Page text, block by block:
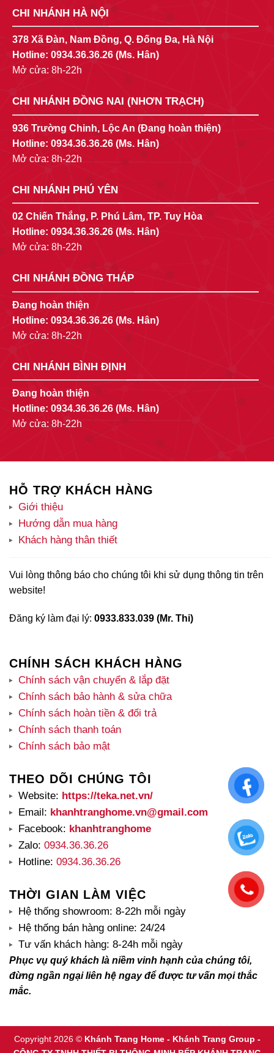
CHI NHÁNH HÀ NỘI
378 Xã Đàn, Nam Đồng, Q. Đống Đa, Hà Nội
Hotline: 0934.36.36.26 (Ms. Hân)
Mở cửa: 8h-22h
CHI NHÁNH ĐỒNG NAI (NHƠN TRẠCH)
936 Trường Chinh, Lộc An (Đang hoàn thiện)
Hotline: 0934.36.36.26 (Ms. Hân)
Mở cửa: 8h-22h
CHI NHÁNH PHÚ YÊN
02 Chiến Thắng, P. Phú Lâm, TP. Tuy Hòa
Hotline: 0934.36.36.26 (Ms. Hân)
Mở cửa: 8h-22h
CHI NHÁNH ĐỒNG THÁP
Đang hoàn thiện
Hotline: 0934.36.36.26 (Ms. Hân)
Mở cửa: 8h-22h
CHI NHÁNH BÌNH ĐỊNH
Đang hoàn thiện
Hotline: 0934.36.36.26 (Ms. Hân)
Mở cửa: 8h-22h
HỖ TRỢ KHÁCH HÀNG
Giới thiệu
Hướng dẫn mua hàng
Khách hàng thân thiết
Vui lòng thông báo cho chúng tôi khi sử dụng thông tin trên
website!
Đăng ký làm đại lý: 0933.833.039 (Mr. Thi)
CHÍNH SÁCH KHÁCH HÀNG
Chính sách vận chuyển & lắp đặt
Chính sách bảo hành & sửa chữa
Chính sách hoàn tiền & đổi trả
Chính sách thanh toán
Chính sách bảo mật
THEO DÕI CHÚNG TÔI
Website: https://teka.net.vn/
Email: khanhtranghome.vn@gmail.com
Facebook: khanhtranghome
Zalo: 0934.36.36.26
Hotline: 0934.36.36.26
THỜI GIAN LÀM VIỆC
Hệ thống showroom: 8-22h mỗi ngày
Hệ thống bán hàng online: 24/24
Tư vấn khách hàng: 8-24h mỗi ngày
Phục vụ quý khách là niềm vinh hạnh của chúng tôi,
đừng ngần ngại liên hệ ngay để được tư vấn mọi thắc
mắc.
Copyright 2026 © Khánh Trang Home - Khánh Trang Group -